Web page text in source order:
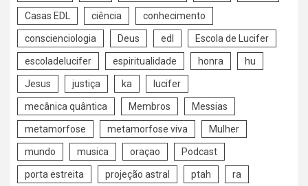
Casas EDL ciência conhecimento
conscienciologia Deus edl Escola de Lucifer
escoladelucifer espiritualidade honra hu
Jesus justiça ka lucifer
mecânica quântica Membros Messias
metamorfose metamorfose viva Mulher
mundo musica oraçao Podcast
porta estreita projeção astral ptah ra